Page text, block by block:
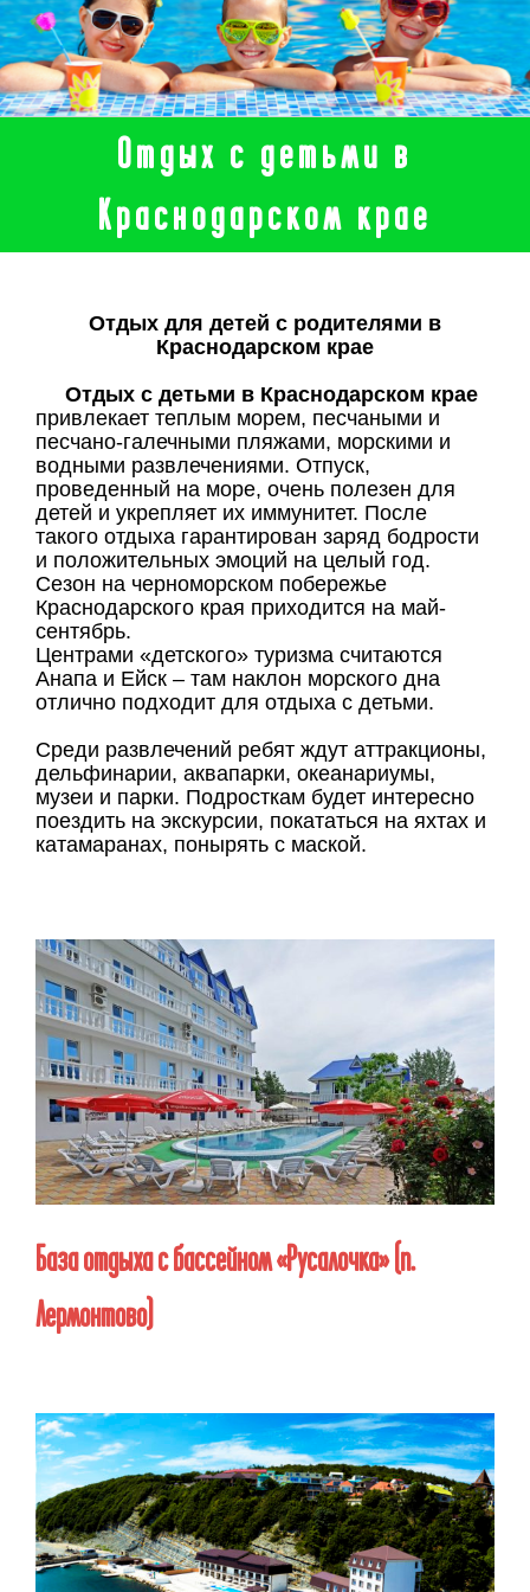
Отдых с детьми в
Краснодарском крае
Отдых для детей с родителями в
Краснодарском крае
Отдых с детьми в Краснодарском крае
привлекает теплым морем, песчаными и
песчано-галечными пляжами, морскими и
водными развлечениями. Отпуск,
проведенный на море, очень полезен для
детей и укрепляет их иммунитет. После
такого отдыха гарантирован заряд бодрости
и положительных эмоций на целый год.
Сезон на черноморском побережье
Краснодарского края приходится на май-
сентябрь.
Центрами «детского» туризма считаются
Анапа и Ейск – там наклон морского дна
отлично подходит для отдыха с детьми.
Среди развлечений ребят ждут аттракционы,
дельфинарии, аквапарки, океанариумы,
музеи и парки. Подросткам будет интересно
поездить на экскурсии, покататься на яхтах и
катамаранах, понырять с маской.
База отдыха с бассейном «Русалочка» (п.
Лермонтово)